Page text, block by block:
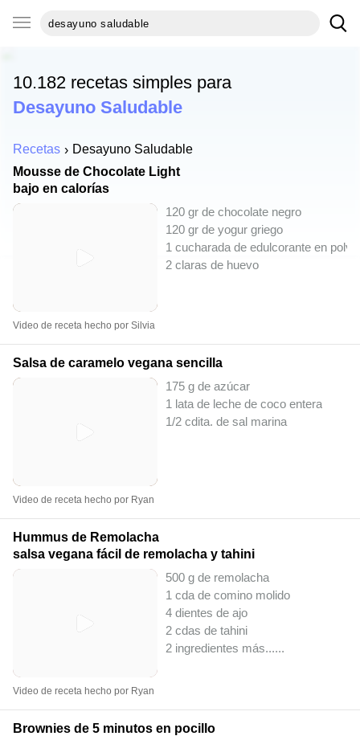
10.182 recetas simples para
Desayuno Saludable
Recetas
Desayuno Saludable
Mousse de Chocolate Light
bajo en calorías
120 gr de chocolate negro
120 gr de yogur griego
1 cucharada de edulcorante en polvo
2 claras de huevo
Video de receta hecho por Silvia
Salsa de caramelo vegana sencilla
175 g de azúcar
1 lata de leche de coco entera
1/2 cdita. de sal marina
Video de receta hecho por Ryan
Hummus de Remolacha
salsa vegana fácil de remolacha y tahini
500 g de remolacha
1 cda de comino molido
4 dientes de ajo
2 cdas de tahini
2 ingredientes más......
Video de receta hecho por Ryan
Brownies de 5 minutos en pocillo